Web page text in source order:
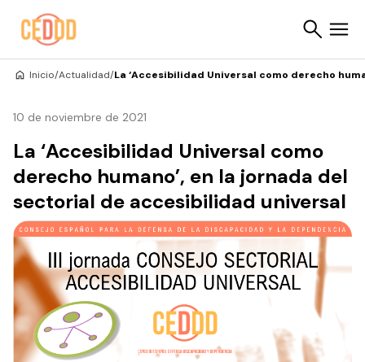
Inicio/Actualidad/La ‘Accesibilidad Universal como derecho
10 de noviembre de 2021
La ‘Accesibilidad Universal como
derecho humano’, en la jornada del
sectorial de accesibilidad universal